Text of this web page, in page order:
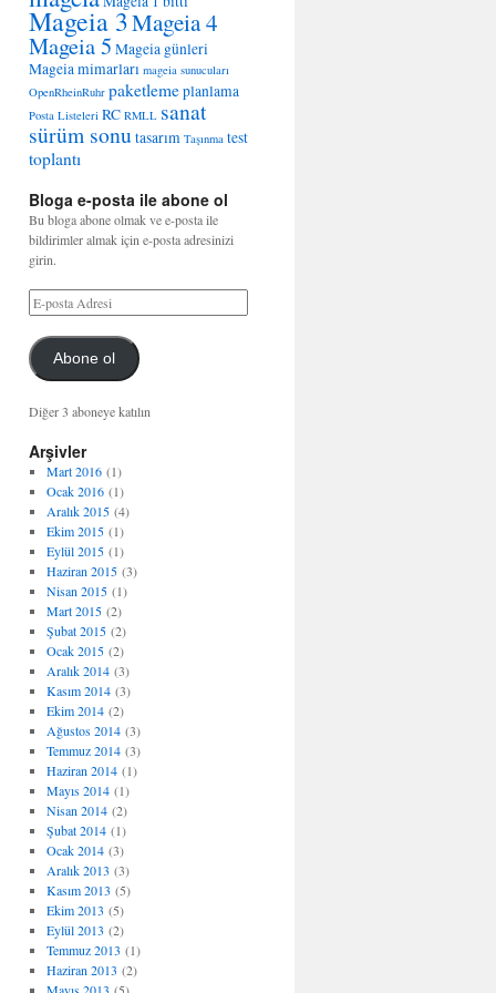
Mageia 3Mageia 4
Mageia 5 Mageia günleri
Mageia mimarları mageia sunucuları
OpenRheinRuhr paketlemeplanlama
Posta Listeleri RC RMLL sanat
sürüm sonutasarım Taşınma test
toplantı
Bloga e-posta ile abone ol
Bu bloga abone olmak ve e-posta ile
bildirimler almak için e-posta adresinizi
girin.
Abone ol
Diğer 3 aboneye katılın
Arşivler
Mart 2016(1)
Ocak 2016(1)
Aralık 2015(4)
Ekim 2015(1)
Eylül 2015(1)
Haziran 2015(3)
Nisan 2015(1)
Mart 2015(2)
Şubat 2015(2)
Ocak 2015(2)
Aralık 2014(3)
Kasım 2014(3)
Ekim 2014(2)
Ağustos 2014(3)
Temmuz 2014(3)
Haziran 2014(1)
Mayıs 2014(1)
Nisan 2014(2)
Şubat 2014(1)
Ocak 2014(3)
Aralık 2013 (3)
Kasım 2013 (5)
Ekim 2013 (5)
Eylül 2013 (2)
Temmuz 2013 (1)
Haziran 2013 (2)